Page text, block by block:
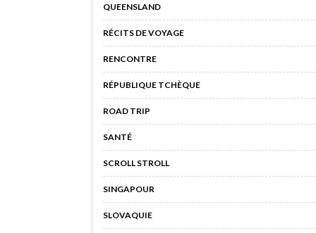
QUEENSLAND
RÉCITS DE VOYAGE
RENCONTRE
RÉPUBLIQUE TCHÈQUE
ROAD TRIP
SANTÉ
SCROLL STROLL
SINGAPOUR
SLOVAQUIE